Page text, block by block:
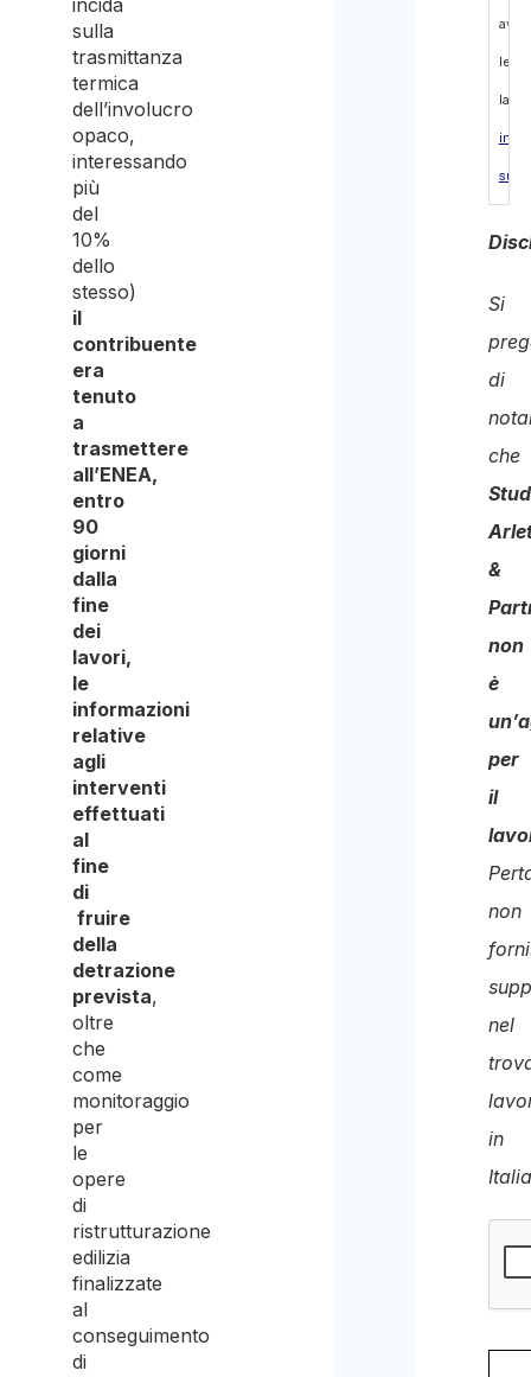
incida
sulla
trasmittanza
termica
dell’involucro
opaco,
interessando
più
del
10%
dello
stesso)
il
contribuente
era
tenuto
a
trasmettere
all’ENEA,
entro
90
giorni
dalla
fine
dei
lavori,
le
informazioni
relative
agli
interventi
effettuati
al
fine
di
fruire
della
detrazione
prevista,
oltre
che
come
monitoraggio
per
le
opere
di
ristrutturazione
edilizia
finalizzate
al
conseguimento
di
aver
letto
la
sulla
sul
Si
di
che
&
non
è
per
il
non
nel
in